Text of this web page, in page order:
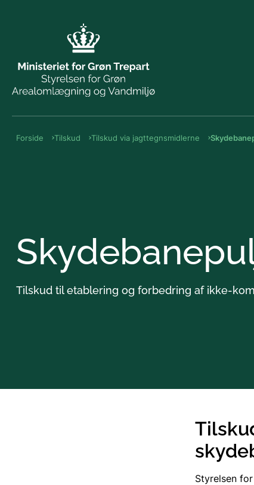
Forside Tilskud Tilskud via jagttegnsmidlerne
Tilskud til etablering og forbedring af ikke-
Styrelsen